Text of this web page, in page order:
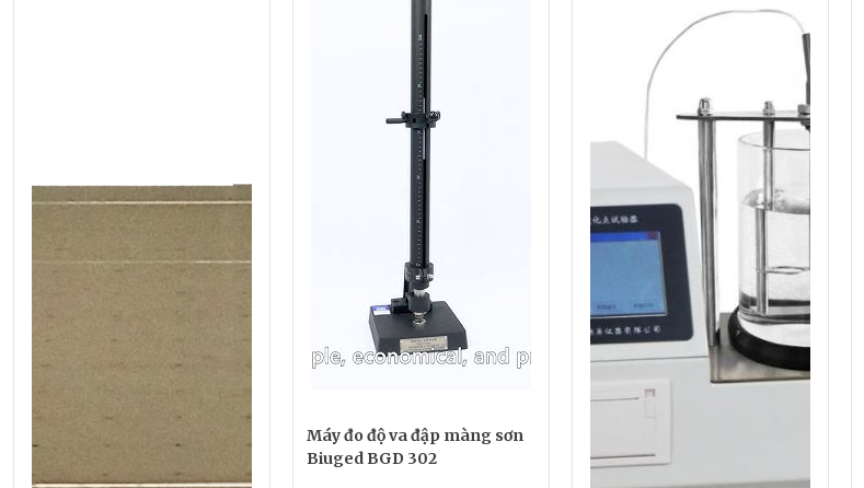
Máy đo độ va đập màng sơn
Biuged BGD 302